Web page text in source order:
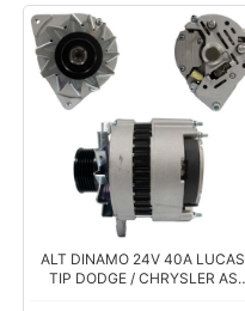
ALT DINAMO 24V 40A LUCAS
TIP DODGE / CHRYSLER AS